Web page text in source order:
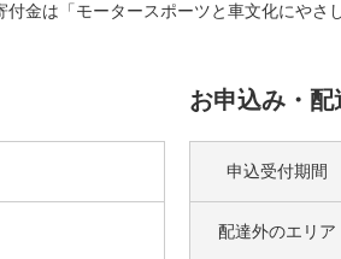
金は「モータースポーツと車文化にやさ
お申込み・
申込受付期間
配達外のエリア